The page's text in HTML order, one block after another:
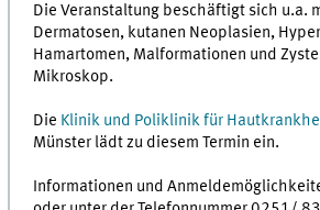
Die Veranstaltung beschäftigt sich u.a.
Dermatosen, kutanen Neoplasien,
Hamartomen, Malformationen und
Mikroskop.
Die Klinik und Poliklinik für
Münster lädt zu diesem Termin ein.
Informationen und